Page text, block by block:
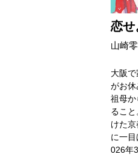
恋せ
山崎零
大阪
がお
祖母
るこ
けた
に一
026年